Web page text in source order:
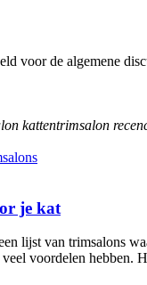
voor de algemene
kattentrimsalon
je kat
lijst van trimsalons
voordelen hebben.